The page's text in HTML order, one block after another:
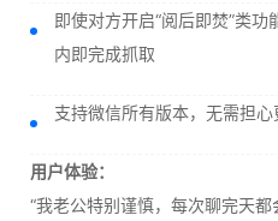
即使对方开启“阅后即焚”类
内即完成抓取
支持微信所有版本，无需担
用户体验：
“我老公特别谨慎，每次聊完天都